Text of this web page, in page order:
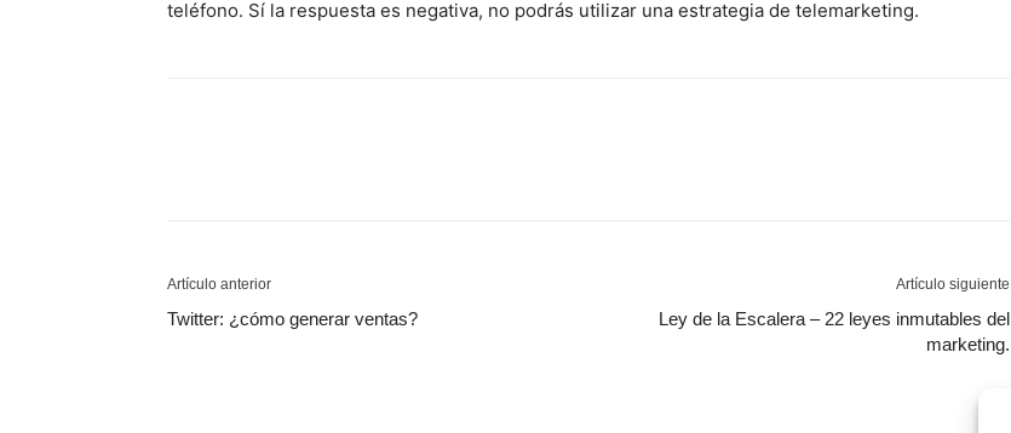
teléfono. Sí la respuesta es negativa, no podrás utilizar una estrategia de telemarketing.
Artículo anterior
Twitter: ¿cómo generar ventas?
Artículo siguiente
Ley de la Escalera – 22 leyes inmutables del
marketing.